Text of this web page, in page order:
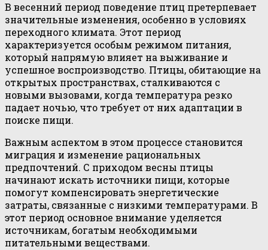
В весенний период поведение птиц претерпевает
значительные изменения, особенно в условиях
переходного климата. Этот период
характеризуется особым режимом питания,
который напрямую влияет на выживание и
успешное воспроизводство. Птицы, обитающие на
открытых пространствах, сталкиваются с
новыми вызовами, когда температура резко
падает ночью, что требует от них адаптации в
поиске пищи.
Важным аспектом в этом процессе становится
миграция и изменение рациональных
предпочтений. С приходом весны птицы
начинают искать источники пищи, которые
помогут компенсировать энергетические
затраты, связанные с низкими температурами. В
этот период основное внимание уделяется
источникам, богатым необходимыми
питательными веществами.